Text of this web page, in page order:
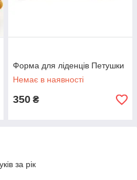
Форма для ліденців Петушки
Немає в наявності
350 ₴
за рік